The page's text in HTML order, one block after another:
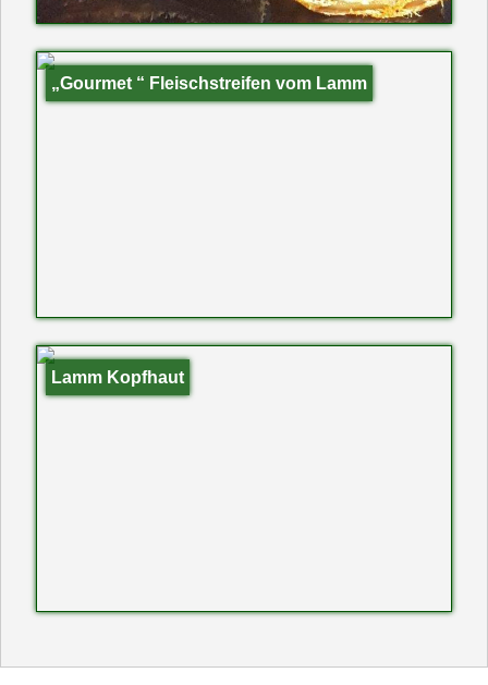
„Gourmet “ Fleischstreifen vom Lamm
Lamm Kopfhaut